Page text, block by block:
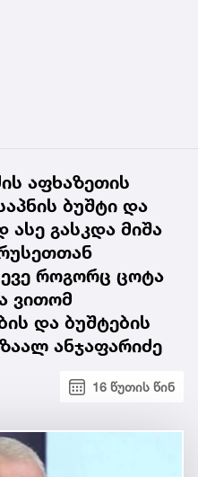
აფხაზეთის
ბუშტი და
ასე გასკდა მიშა
როგორც ცოტა
ვითომ
და ბუშტების
ანჯაფარიძე
16 წუთის წინ